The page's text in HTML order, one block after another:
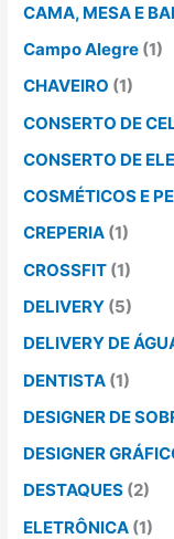
CAMA, MESA E
Campo Alegre (1)
CHAVEIRO (1)
CONSERTO DE
CONSERTO DE
COSMÉTICOS E
CREPERIA (1)
CROSSFIT (1)
DELIVERY (5)
DELIVERY DE
DENTISTA (1)
DESIGNER DE
DESIGNER
DESTAQUES (2)
ELETRÔNICA (1)